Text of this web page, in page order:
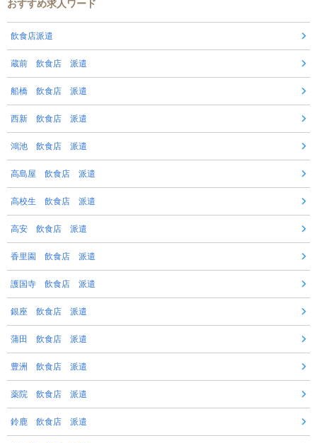
おすすめ求人ワード
飲食店派遣
蔵前 飲食店 派遣
船橋 飲食店 派遣
西新 飲食店 派遣
鴻池 飲食店 派遣
高島屋 飲食店 派遣
高校生 飲食店 派遣
高安 飲食店 派遣
香里園 飲食店 派遣
護国寺 飲食店 派遣
銀座 飲食店 派遣
蒲田 飲食店 派遣
豊洲 飲食店 派遣
薬院 飲食店 派遣
鈴鹿 飲食店 派遣